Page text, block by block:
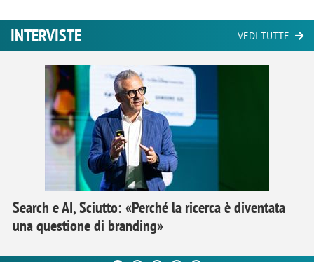
INTERVISTE VEDI TUTTE
Search e AI, Sciutto: «Perché la ricerca è diventata
una questione di branding»